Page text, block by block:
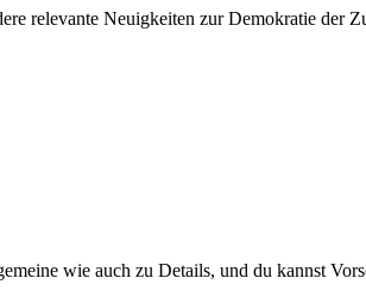
relevante Neuigkeiten zur Demokratie der
wie auch zu Details, und du kannst